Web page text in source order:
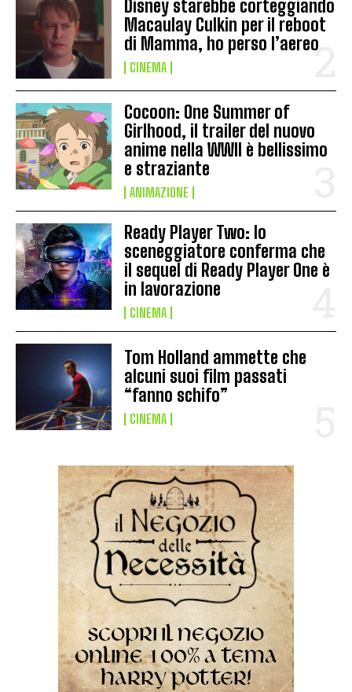
Disney starebbe corteggiando
Macaulay Culkin per il reboot
di Mamma, ho perso l’aereo
CINEMA
Cocoon: One Summer of
Girlhood, il trailer del nuovo
anime nella WWII è bellissimo
e straziante
ANIMAZIONE
Ready Player Two: lo
sceneggiatore conferma che
il sequel di Ready Player One è
in lavorazione
CINEMA
Tom Holland ammette che
alcuni suoi film passati
“fanno schifo”
CINEMA